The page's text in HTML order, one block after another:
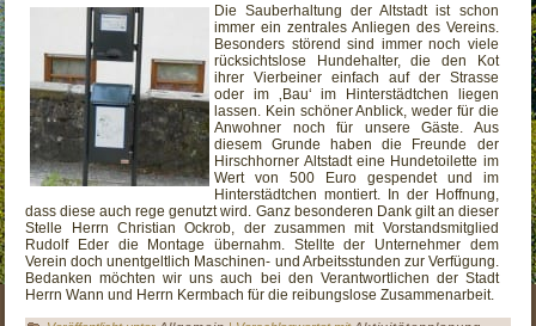
Die Sauberhaltung der Altstadt ist schon
immer ein zentrales Anliegen des Vereins.
Besonders störend sind immer noch viele
rücksichtslose Hundehalter, die den Kot
ihrer Vierbeiner einfach auf der Strasse
oder im ‚Bau‘ im Hinterstädtchen liegen
lassen. Kein schöner Anblick, weder für die
Anwohner noch für unsere Gäste. Aus
diesem Grunde haben die Freunde der
Hirschhorner Altstadt eine Hundetoilette im
Wert von 500 Euro gespendet und im
Hinterstädtchen montiert. In der Hoffnung,
dass diese auch rege genutzt wird. Ganz besonderen Dank gilt an dieser
Stelle Herrn Christian Ockrob, der zusammen mit Vorstandsmitglied
Rudolf Eder die Montage übernahm. Stellte der Unternehmer dem
Verein doch unentgeltlich Maschinen- und Arbeitsstunden zur Verfügung.
Bedanken möchten wir uns auch bei den Verantwortlichen der Stadt
Herrn Wann und Herrn Kermbach für die reibungslose Zusammenarbeit.